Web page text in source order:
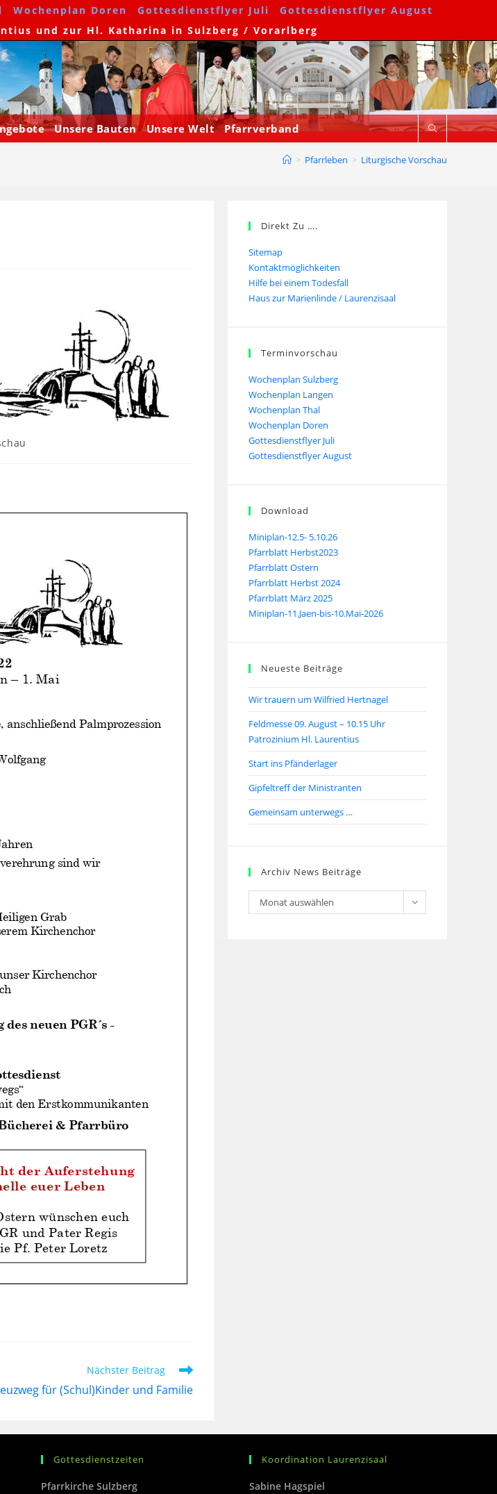
Wochenplan Doren Gottesdienstflyer Juli
Gottesdienstflyer August
und zur Hl. Katharina in Sulzberg / Vorarlberg
Unsere Bauten Unsere Welt Pfarrverband
> Pfarrleben > Liturgische Vorschau
Nächster Beitrag
für (Schul)Kinder und Familie
Direkt Zu ….
Sitemap
Kontaktmöglichkeiten
Hilfe bei einem Todesfall
Haus zur Marienlinde / Laurenzisaal
Terminvorschau
Wochenplan Sulzberg
Wochenplan Langen
Wochenplan Thal
Wochenplan Doren
Gottesdienstflyer Juli
Gottesdienstflyer August
Download
Miniplan-12.5- 5.10.26
Pfarrblatt Herbst2023
Pfarrblatt Ostern
Pfarrblatt Herbst 2024
Pfarrblatt März 2025
Miniplan-11.Jaen-bis-10.Mai-2026
Neueste Beiträge
Wir trauern um Wilfried Hertnagel
Feldmesse 09. August – 10.15 Uhr
Patrozinium Hl. Laurentius
Start ins Pfänderlager
Gipfeltreff der Ministranten
Gemeinsam unterwegs …
Archiv News Beiträge
Monat auswählen
Gottesdienstzeiten
Pfarrkirche Sulzberg
Koordination Laurenzisaal
Sabine Hagspiel